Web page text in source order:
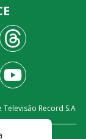
Record S.A